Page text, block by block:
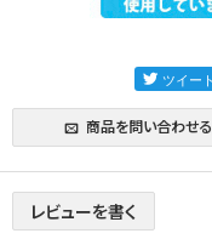
商品を問い合わせる
レビューを書く